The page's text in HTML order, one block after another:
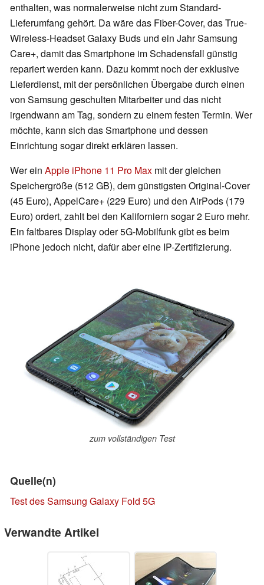
enthalten, was normalerweise nicht zum Standard-
Lieferumfang gehört. Da wäre das Fiber-Cover, das True-
Wireless-Headset Galaxy Buds und ein Jahr Samsung
Care+, damit das Smartphone im Schadensfall günstig
repariert werden kann. Dazu kommt noch der exklusive
Lieferdienst, mit der persönlichen Übergabe durch einen
von Samsung geschulten Mitarbeiter und das nicht
irgendwann am Tag, sondern zu einem festen Termin. Wer
möchte, kann sich das Smartphone und dessen
Einrichtung sogar direkt erklären lassen.
Wer ein Apple iPhone 11 Pro Max mit der gleichen
Speichergröße (512 GB), dem günstigsten Original-Cover
(45 Euro), AppelCare+ (229 Euro) und den AirPods (179
Euro) ordert, zahlt bei den Kaliforniern sogar 2 Euro mehr.
Ein faltbares Display oder 5G-Mobilfunk gibt es beim
iPhone jedoch nicht, dafür aber eine IP-Zertifizierung.
zum vollständigen Test
Quelle(n)
Test des Samsung Galaxy Fold 5G
Verwandte Artikel